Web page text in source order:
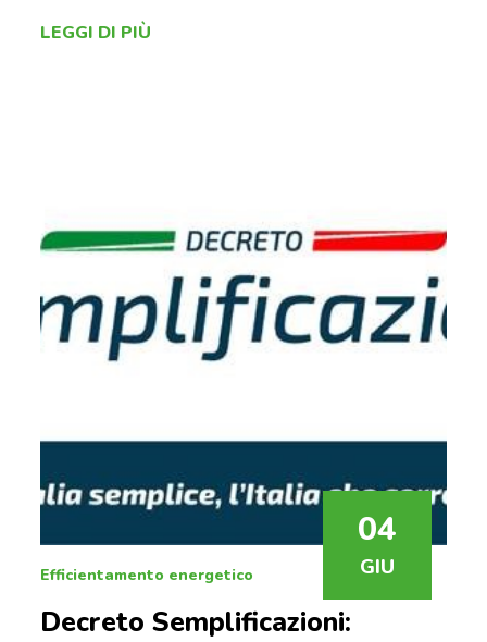
LEGGI DI PIÙ
04
GIU
Efficientamento energetico
Decreto Semplificazioni: